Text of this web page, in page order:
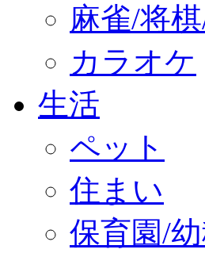
麻雀/将
カラオケ
生活
ペット
住まい
保育園/